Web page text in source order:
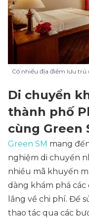
Có nhiều địa điểm lưu trú
Di chuyển
thành phố
cùng Green
Green SM mang
nghiệm di chuyển
nhiều mã khuyến
dàng khám phá
lắng về chi phí. Để
thao tác qua các